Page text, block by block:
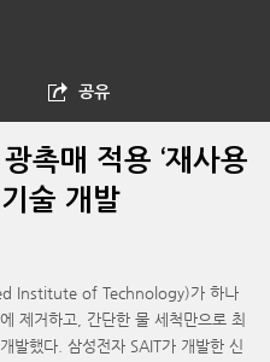
공유
촉매 적용 ‘재사용
술 개발
Institute of Technology)가 하나
제거하고, 간단한 물 세척만으로 최
발했다. 삼성전자 SAIT가 개발한 신